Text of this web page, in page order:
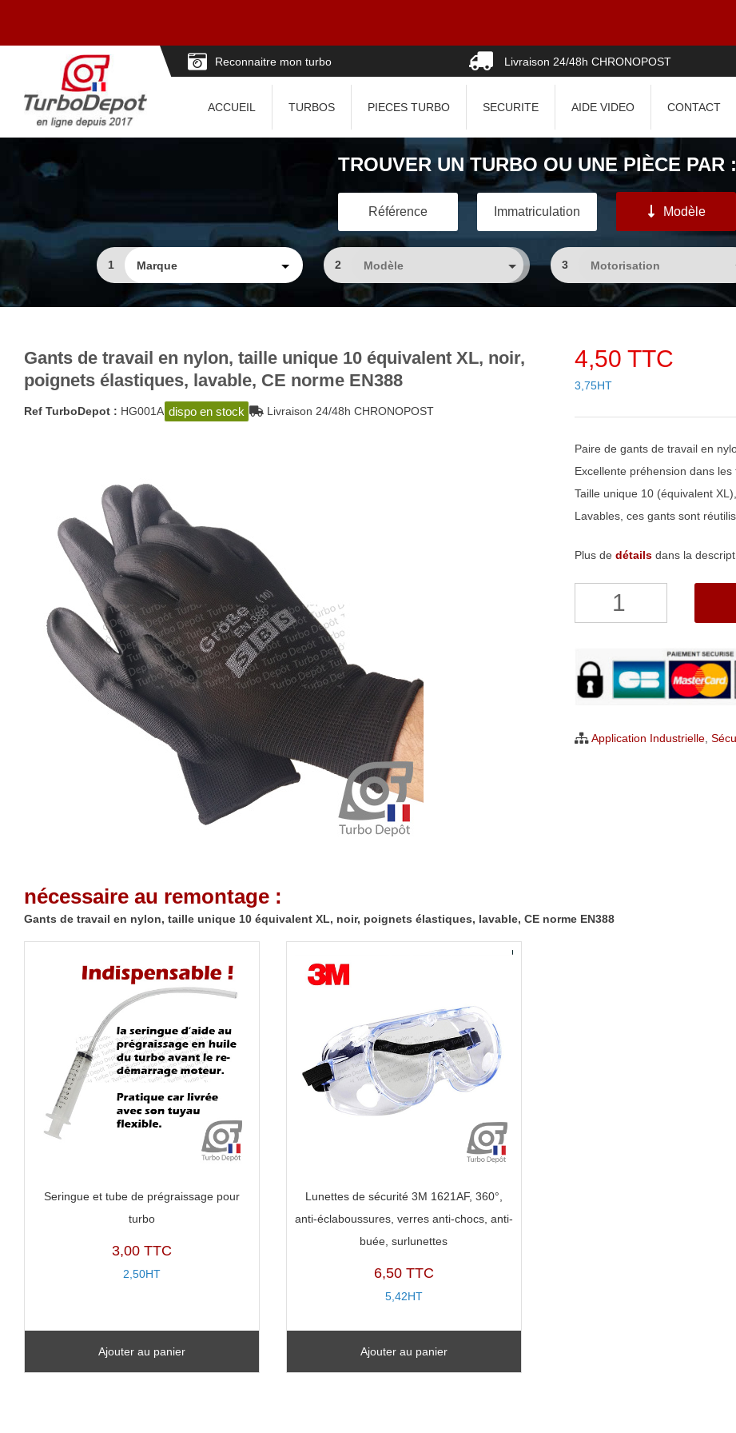
Reconnaitre mon turbo Livraison 24/48h CHRONOPOST
ACCUEIL TURBOS PIECES TURBO SECURITE AIDE VIDEO CONTACT
TROUVER UN TURBO OU UNE PIÈCE PAR :
Référence Immatriculation Modèle
1 2 3
Gants de travail en nylon, taille unique 10 équivalent XL, noir,
poignets élastiques, lavable, CE norme EN388
Ref TurboDepot : HG001A dispo en stock Livraison 24/48h CHRONOPOST
4,50 TTC
3,75HT
Paire de gants de travail en
Excellente préhension dans
Taille unique 10 (équivalent
Lavables, ces gants sont
Plus de détailsdans la
de
travail
Application Industrielle,
nécessaire au remontage :
Gants de travail en nylon, taille unique 10 équivalent XL, noir, poignets élastiques, lavable, CE norme EN388
Seringue et tube de prégraissage pour
turbo
3,00 TTC
2,50HT
Ajouter au panier
Lunettes de sécurité 3M 1621AF, 360°,
anti-éclaboussures, verres anti-chocs, anti-
buée, surlunettes
6,50 TTC
5,42HT
Ajouter au panier